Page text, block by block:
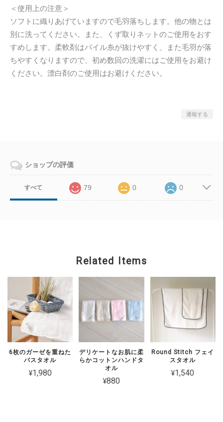
＜使用上の注意＞
ソフトに織りあげていますので毛羽落ちします。他の物とは
別に洗ってください。また、くず取りネットのご使用をおす
すめします。柔軟剤はパイル糸が抜けやすく、また毛羽が落
ちやすくなりますので、初め数回の洗濯にはご使用をお避け
ください。漂白剤のご使用はお避けください。
通報する
ショップの評価
すべて 79 0 0
Related Items
6枚のガーゼを重ねた
バスタオル
¥1,980
デリケートなお肌に柔
らかコットンハンドタ
オル
¥880
Round Stitch フェイ
スタオル
¥1,540